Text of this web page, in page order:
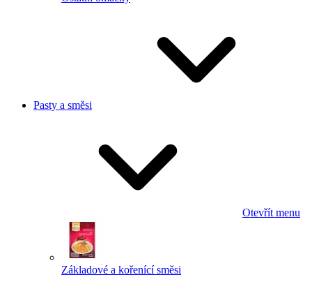
Pasty a směsi
Otevřít menu
Základové a kořenící směsi